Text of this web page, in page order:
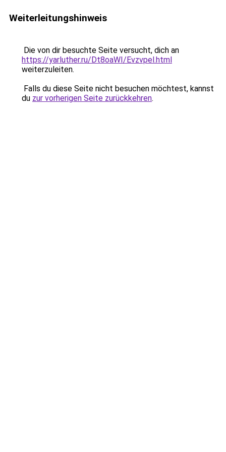
Weiterleitungshinweis
Die von dir besuchte Seite versucht, dich an
https://yarluther.ru/Dt8oaWI/Evzvpel.html
weiterzuleiten.
Falls du diese Seite nicht besuchen möchtest, kannst
du zur vorherigen Seite zurückkehren.